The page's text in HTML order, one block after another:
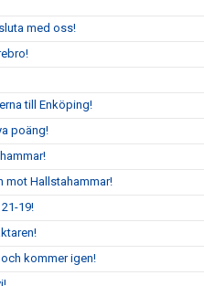
med oss!
till Enköping!
poäng!
mot Hallstahammar!
19!
kommer igen!